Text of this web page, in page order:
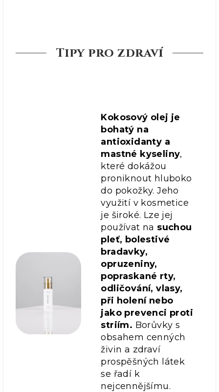
Tipy pro zdraví
Kokosový olej je
bohatý na
antioxidanty a
mastné kyseliny,
které dokážou
proniknout hluboko
do pokožky. Jeho
využití v kosmetice
je široké. Lze jej
používat na suchou
pleť, bolestivé
bradavky,
opruzeniny,
popraskané rty,
odličování, vlasy,
při holení nebo
jako prevenci proti
striím. Borůvky s
obsahem cenných
živin a zdraví
prospěšných látek
se řadí k
nejcennějšímu.